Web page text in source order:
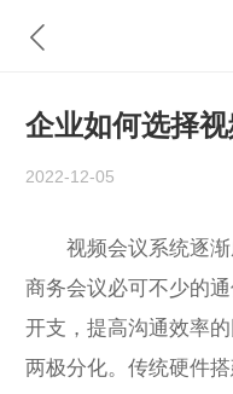
企业如何选择视
2022-12-05
视频会议系统逐渐
商务会议必可不少的
开支，提高沟通效率
两极分化。传统硬件